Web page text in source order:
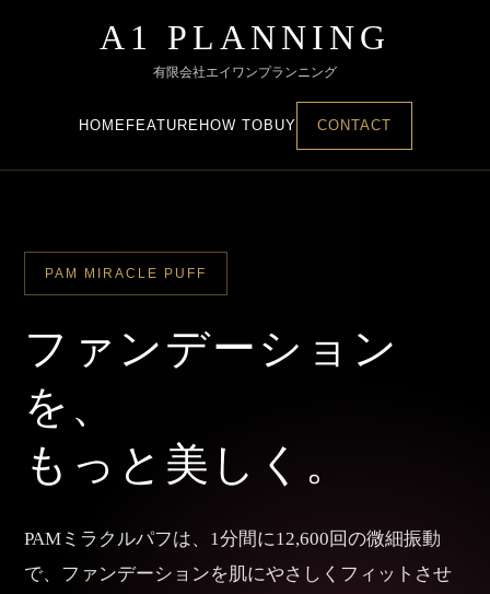
A1 PLANNING
有限会社エイワンプランニング
HOME FEATURE HOW TO BUY CONTACT
PAM MIRACLE PUFF
ファンデーション
を、
もっと美しく。
PAMミラクルパフは、1分間に12,600回の微細振動
で、ファンデーションを肌にやさしくフィットさせ